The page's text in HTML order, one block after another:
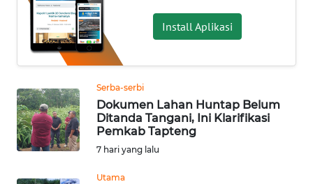
Install Aplikasi
Serba-serbi
Dokumen Lahan Huntap Belum
Ditanda Tangani, Ini Klarifikasi
Pemkab Tapteng
7 hari yang lalu
Utama
NUSANTARA
SERBA-
SERBI
OPINI
Informasi
INDEKS